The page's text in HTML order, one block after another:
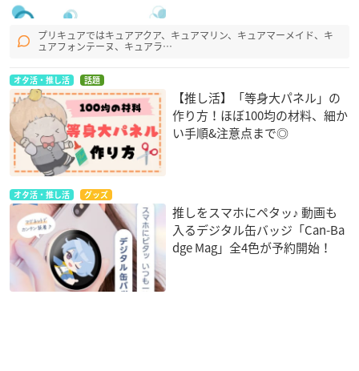
プリキュアではキュアアクア、キュアマリン、キュアマーメイド、キ
ュアフォンテーヌ、キュアラ…
オタ活・推し活 話題
【推し活】「等身大パネル」の
作り方！ほぼ100均の材料、細か
い手順&注意点まで◎
オタ活・推し活 グッズ
推しをスマホにペタッ♪ 動画も
入るデジタル缶バッジ「Can-Ba
dge Mag」全4色が予約開始！